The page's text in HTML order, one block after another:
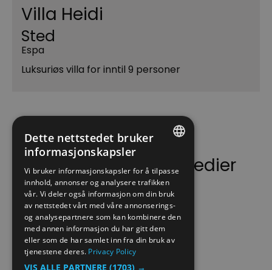
Villa Heidi
Sted
Espa
Luksuriøs villa for inntil 9 personer
Følg oss på sosiale medier
NORWEGIAN
GERMAN
Dette nettstedet bruker
informasjonskapsler
Vi bruker informasjonskapsler for å tilpasse
innhold, annonser og analysere trafikken
vår. Vi deler også informasjon om din bruk
av nettstedet vårt med våre annonserings-
og analysepartnere som kan kombinere den
med annen informasjon du har gitt dem
eller som de har samlet inn fra din bruk av
tjenestene deres. Privacy Policy
VIS ALLE PARTNERE (1703) →